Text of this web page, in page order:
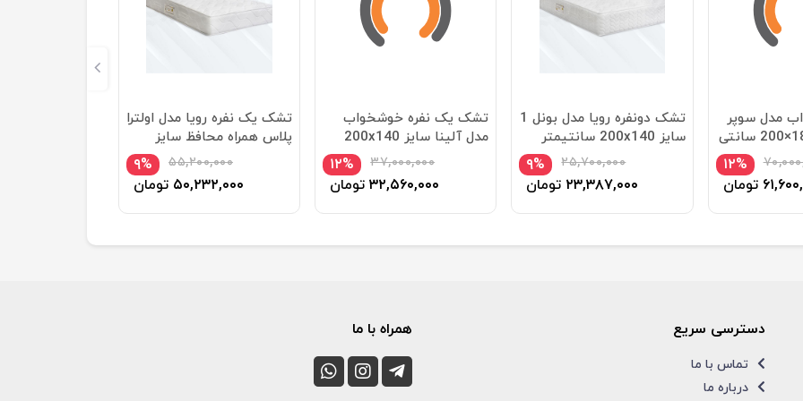
تشک یک نفره رویا مدل اولترا
پلاس همراه محافظ سایز
۹% ۵۵,۲۰۰,۰۰۰
۵۰,۲۳۲,۰۰۰ تومان
تشک یک نفره خوشخواب
مدل آلینا سایز 200x140
سانتی متر
۱۲% ۳۷,۰۰۰,۰۰۰
۳۲,۵۶۰,۰۰۰ تومان
تشک دونفره رویا مدل بونل 1
سایز 200x140 سانتیمتر
۹% ۲۵,۷۰۰,۰۰۰
۲۳,۳۸۷,۰۰۰ تومان
مدل سوپر
استار سایز 180×200 سانتی
۱۲%
تومان
دسترسی سریع
تماس با ما
درباره ما
همراه با ما